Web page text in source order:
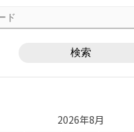
2026年8月